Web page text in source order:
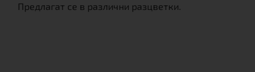
Предлагат се в различни разцветки.